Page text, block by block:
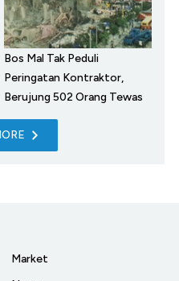
Bos Mal Tak Peduli
Peringatan Kontraktor,
Berujung 502 Orang Tewas
Market